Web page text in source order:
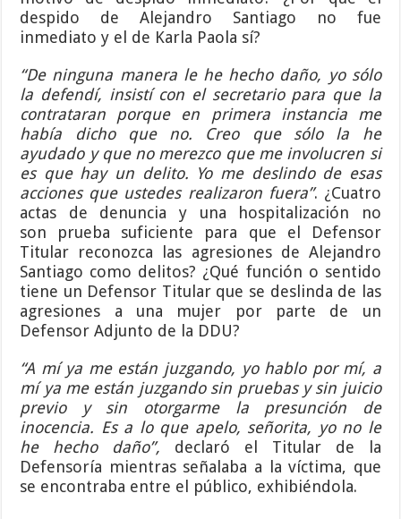
despido de Alejandro Santiago no fue
inmediato y el de Karla Paola sí?
“De ninguna manera le he hecho daño, yo sólo
la defendí, insistí con el secretario para que la
contrataran porque en primera instancia me
había dicho que no. Creo que sólo la he
ayudado y que no merezco que me involucren si
es que hay un delito. Yo me deslindo de esas
acciones que ustedes realizaron fuera”. ¿Cuatro
actas de denuncia y una hospitalización no
son prueba suficiente para que el Defensor
Titular reconozca las agresiones de Alejandro
Santiago como delitos? ¿Qué función o sentido
tiene un Defensor Titular que se deslinda de las
agresiones a una mujer por parte de un
Defensor Adjunto de la DDU?
“A mí ya me están juzgando, yo hablo por mí, a
mí ya me están juzgando sin pruebas y sin juicio
previo y sin otorgarme la presunción de
inocencia. Es a lo que apelo, señorita, yo no le
he hecho daño”, declaró el Titular de la
Defensoría mientras señalaba a la víctima, que
se encontraba entre el público, exhibiéndola.